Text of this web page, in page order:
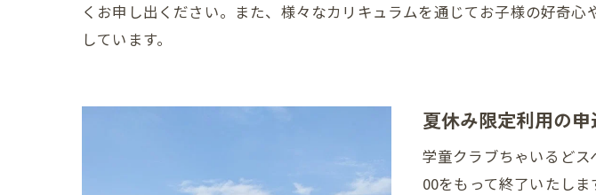
くお申し出ください。また、様々なカリキュラムを通じてお子様の好奇
しています。
夏休み限定利用の
学童クラブちゃいるどス
00をもって終了いたし